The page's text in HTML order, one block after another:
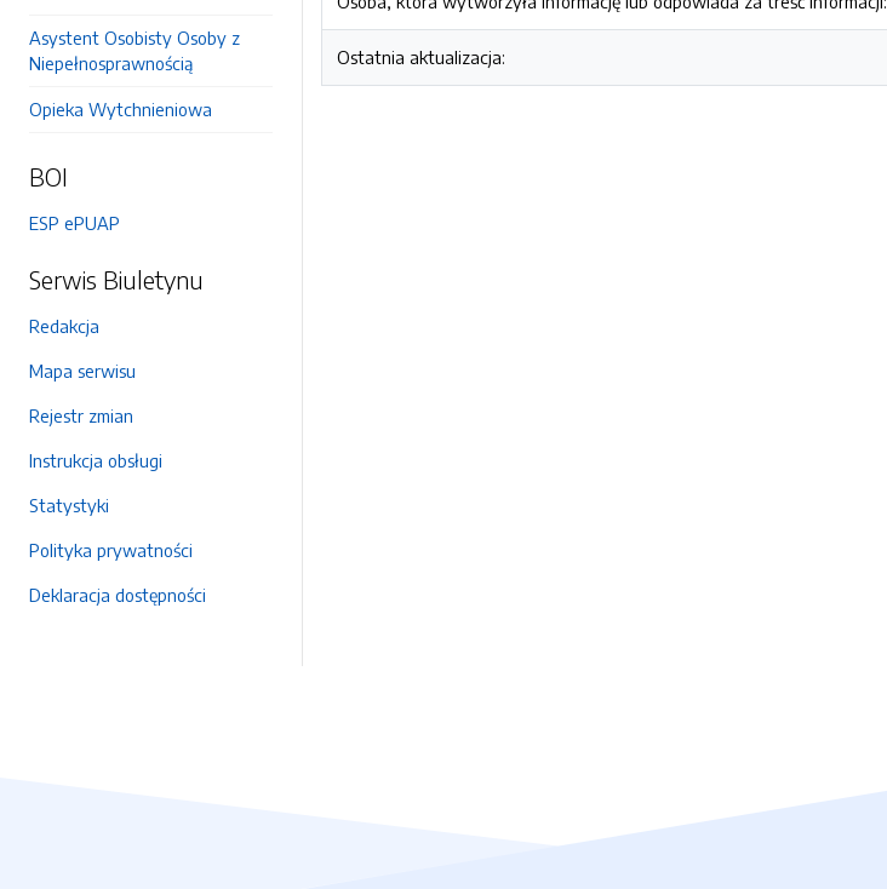
Asystent Osobisty Osoby z
Niepełnosprawnością
Opieka Wytchnieniowa
BOI
ESP ePUAP
Serwis Biuletynu
Redakcja
Mapa serwisu
Rejestr zmian
Instrukcja obsługi
Statystyki
Polityka prywatności
Deklaracja dostępności
Ostatnia aktualizacja: